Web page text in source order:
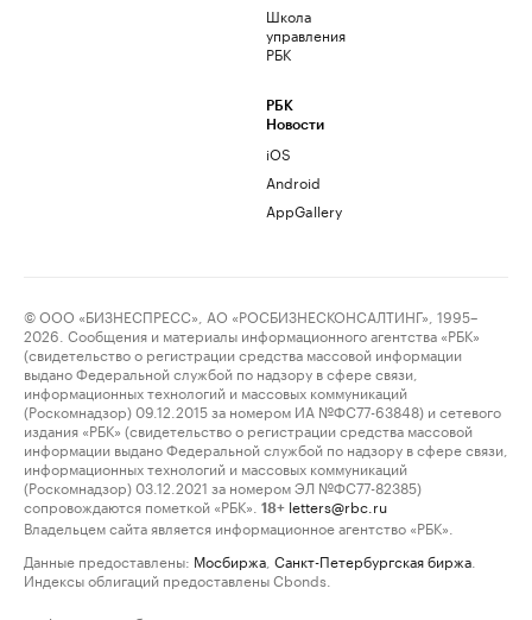
Школа
управления
РБК
РБК
Новости
iOS
Android
AppGallery
© ООО «БИЗНЕСПРЕСС», АО «РОСБИЗНЕСКОНСАЛТИНГ», 1995–
2026. Сообщения и материалы информационного агентства «РБК»
(свидетельство о регистрации средства массовой информации
выдано Федеральной службой по надзору в сфере связи,
информационных технологий и массовых коммуникаций
(Роскомнадзор) 09.12.2015 за номером ИА №ФС77-63848) и сетевого
издания «РБК» (свидетельство о регистрации средства массовой
информации выдано Федеральной службой по надзору в сфере связи,
информационных технологий и массовых коммуникаций
(Роскомнадзор) 03.12.2021 за номером ЭЛ №ФС77-82385)
сопровождаются пометкой «РБК».
18+ letters@rbc.ru
Владельцем сайта является информационное агентство «РБК».
Данные предоставлены: Мосбиржа Санкт-Петербургская биржа
Индексы облигаций предоставлены Cbonds.